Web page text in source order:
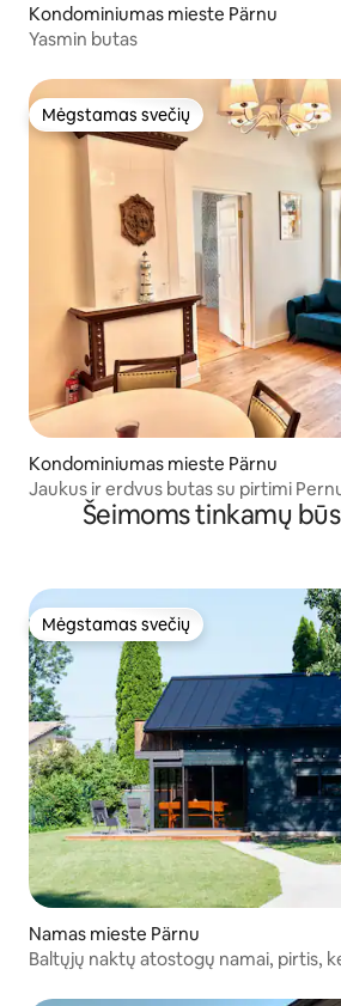
Kondominiumas mieste Pärnu
Yasmin butas
Mėgstamas svečių
Mėgstamas svečių
Kondominiumas mieste Pärnu
Jaukus ir erdvus butas su pirtimi
Šeimoms tinkamų
Mėgstamas svečių
Mėgstamas svečių
Namas mieste Pärnu
Baltųjų naktų atostogų namai, pirtis,